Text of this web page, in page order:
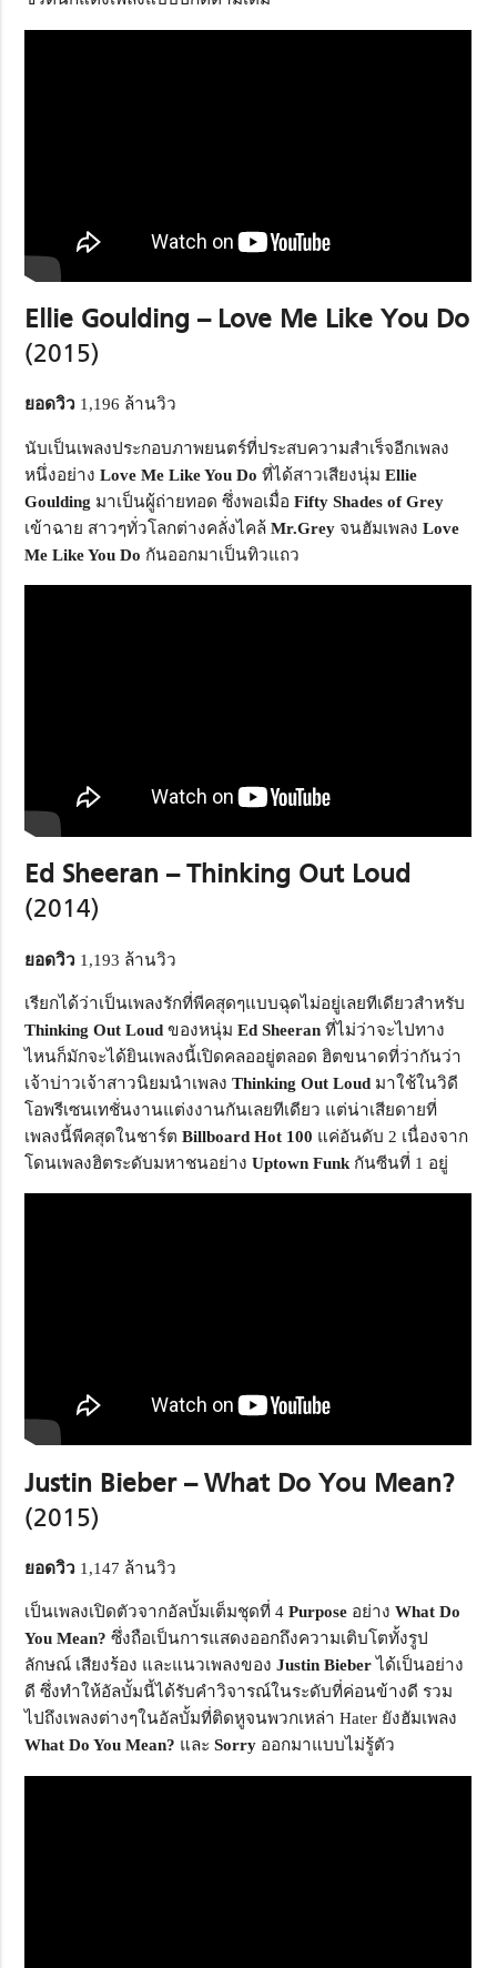
Ellie Goulding – Love Me Like You Do
(2015)
ยอดวิว 1,196 ล้านวิว
นับเป็นเพลงประกอบภาพยนตร์ที่ประสบความสำเร็จอีกเพลง
หนึ่งอย่างLove Me Like You Do ที่ได้สาวเสียงนุ่มEllie
Goulding มาเป็นผู้ถ่ายทอด ซึ่งพอเมื่อFifty Shades of Grey
เข้าฉาย สาวๆทั่วโลกต่างคลั่งไคล้Mr.Grey จนฮัมเพลงLove
Me Like You Do กันออกมาเป็นทิวแถว
Ed Sheeran – Thinking Out Loud
(2014)
ยอดวิว 1,193 ล้านวิว
เรียกได้ว่าเป็นเพลงรักที่พีคสุดๆแบบฉุดไม่อยู่เลยทีเดียวสำหรับ
Thinking Out Loud ของหนุ่มEd Sheeran ที่ไม่ว่าจะไปทาง
ไหนก็มักจะได้ยินเพลงนี้เปิดคลออยู่ตลอด ฮิตขนาดที่ว่ากันว่า
เจ้าบ่าวเจ้าสาวนิยมนำเพลงThinking Out Loud มาใช้ในวิดี
โอพรีเซนเทชั่นงานแต่งงานกันเลยทีเดียว แต่น่าเสียดายที่
เพลงนี้พีคสุดในชาร์ตBillboard Hot 100 แค่อันดับ 2 เนื่องจาก
โดนเพลงฮิตระดับมหาชนอย่างUptown Funk กันซีนที่ 1 อยู่
Justin Bieber – What Do You Mean?
(2015)
ยอดวิว 1,147 ล้านวิว
เป็นเพลงเปิดตัวจากอัลบั้มเต็มชุดที่ 4Purpose อย่างWhat Do
You Mean? ซึ่งถือเป็นการแสดงออกถึงความเติบโตทั้งรูป
ลักษณ์ เสียงร้อง และแนวเพลงของJustin Bieberได้เป็นอย่าง
ดี ซึ่งทำให้อัลบั้มนี้ได้รับคำวิจารณ์ในระดับที่ค่อนข้างดี รวม
ไปถึงเพลงต่างๆในอัลบั้มที่ติดหูจนพวกเหล่า Hater ยังฮัมเพลง
What Do You Mean? และSorry ออกมาแบบไม่รู้ตัว